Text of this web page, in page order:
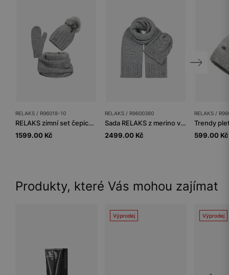
RELAKS / R96018-10
RELAKS zimní set čepice + šála + rukavice
1599.00 Kč
RELAKS / R9600380
Sada RELAKS z merino vlny - čepice + šála
2499.00 Kč
RELAKS /
599.00 Kč
Produkty, které Vás mohou zajímat
Výprodej Výprodej